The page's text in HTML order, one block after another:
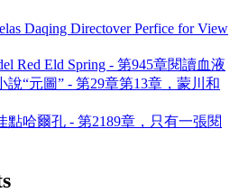
Daqing Directover Perfice for View
Red Eld Spring - 第945章閱讀血液
“元圖” - 第29章第13章，蒙川和
點哈爾孔 - 第2189章，只有一張閱